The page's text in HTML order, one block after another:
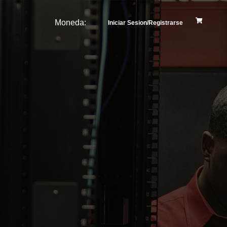
Moneda: Iniciar Sesion/Registrarse